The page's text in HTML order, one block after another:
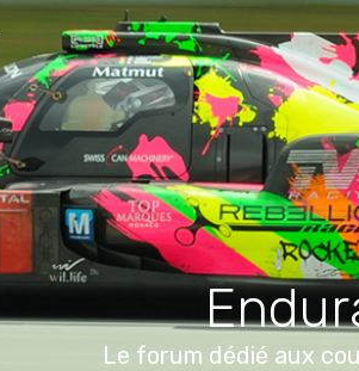
Le forum dédié aux